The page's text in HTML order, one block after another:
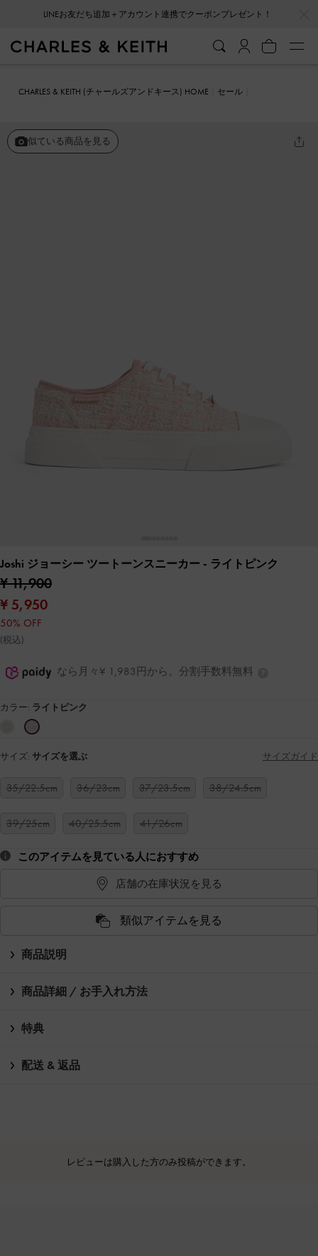
LINEお友だち追加＋アカウント連携でクーポンプレゼント！
CHARLES & KEITH (チャールズアンドキース) HOME
セール
似ている商品を見る
Joshi ジョーシー ツートーンスニーカー - ライトピンク
¥ 11,900
¥ 5,950
50% OFF
(税込)
なら月々¥ 1,983円から。分割手数料無料
カラー: ライトピンク
サイズ: サイズを選ぶ サイズガイド
35/22.5cm 36/23cm 37/23.5cm 38/24.5cm
39/25cm 40/25.5cm 41/26cm
このアイテムを見ている人におすすめ
店舗の在庫状況を見る
類似アイテムを見る
商品説明
商品詳細 / お手入れ方法
特典
配送 & 返品
レビューは購入した方のみ投稿ができます。